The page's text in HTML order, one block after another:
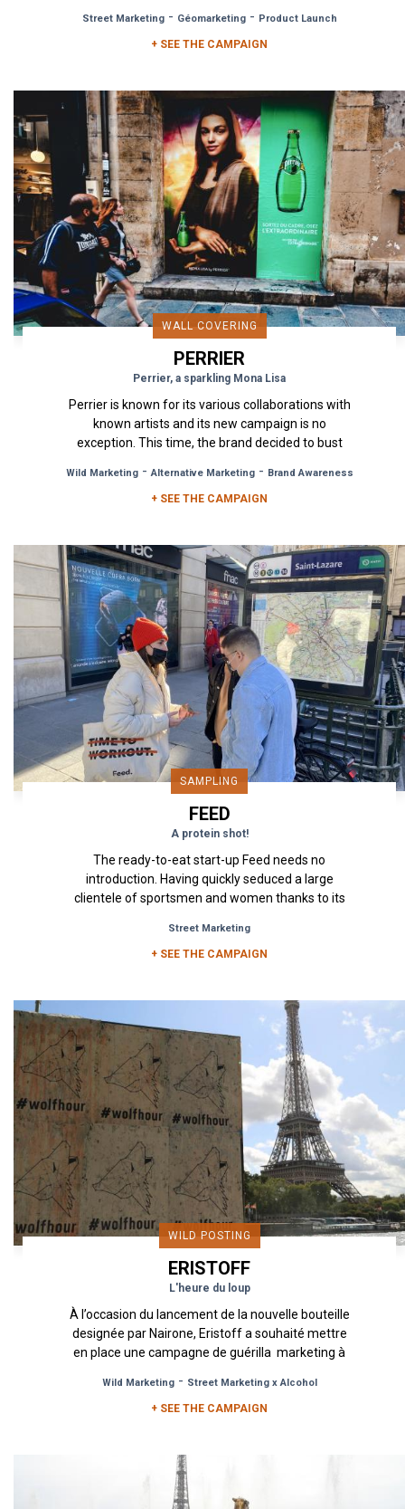
Street Marketing- Géomarketing- Product Launch
+ SEE THE CAMPAIGN
WALL COVERING
PERRIER
Perrier, a sparkling Mona Lisa
Perrier is known for its various collaborations with
known artists and its new campaign is no
exception. This time, the brand decided to bust
Wild Marketing-Alternative Marketing- Brand Awareness
+ SEE THE CAMPAIGN
SAMPLING
FEED
A protein shot!
The ready-to-eat start-up Feed needs no
introduction. Having quickly seduced a large
clientele of sportsmen and women thanks to its
Street Marketing
+ SEE THE CAMPAIGN
WILD POSTING
ERISTOFF
L'heure du loup
À l’occasion du lancement de la nouvelle bouteille
designée par Nairone, Eristoff a souhaité mettre
en place une campagne de guérilla marketing à
Wild Marketing- Street Marketing x Alcohol
+ SEE THE CAMPAIGN